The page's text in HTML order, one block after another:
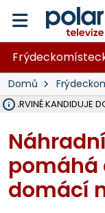
Domů
V KARVINÉ KANDIDUJE
ŠEST JEDNOTEK
pomáhá
domácí